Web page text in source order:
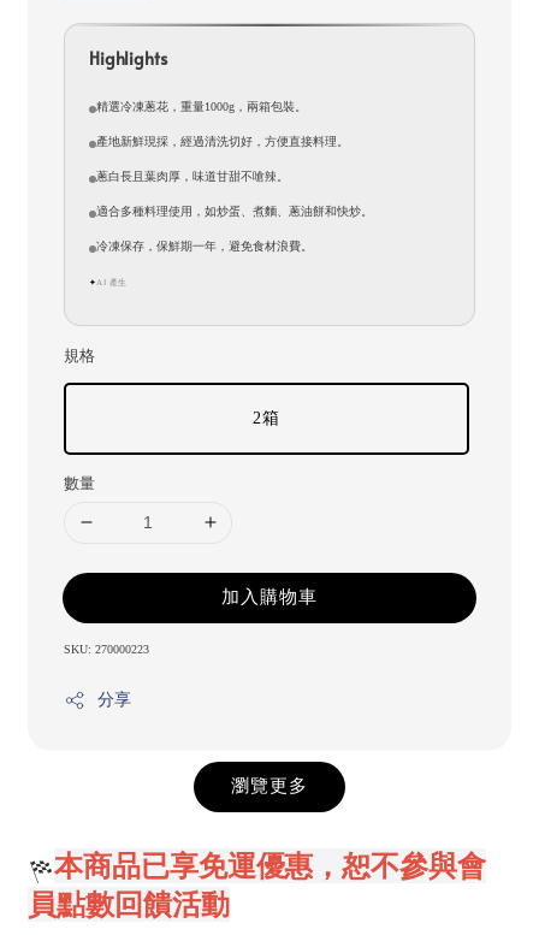
Highlights
精選冷凍蔥花，重量1000g，兩箱包裝。
產地新鮮現採，經過清洗切好，方便直接料理。
蔥白長且葉肉厚，味道甘甜不嗆辣。
適合多種料理使用，如炒蛋、煮麵、蔥油餅和快炒。
冷凍保存，保鮮期一年，避免食材浪費。
✦AI 產生
規格
2箱
數量
加入購物車
SKU: 270000223
分享
瀏覽更多
本商品已享免運優惠，恕不參與會
員點數回饋活動